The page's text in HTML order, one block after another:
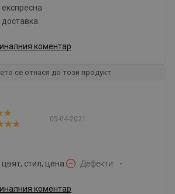
експресна
доставка.
коментар
се отнася до този продукт
05-04-2021
цвят, стил, цена. Дефекти -
коментар